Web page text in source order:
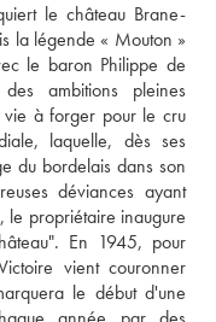
le château Brane-
la légende « Mouton »
le baron Philippe de
ambitions pleines
à forger pour le cru
laquelle, dès ses
du bordelais dans son
déviances ayant
le propriétaire inaugure
En 1945, pour
vient couronner
le début d'une